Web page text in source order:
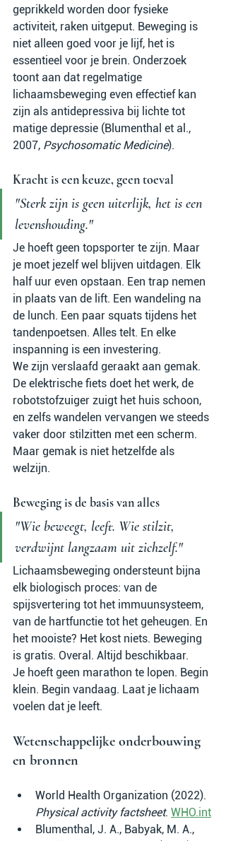
geprikkeld worden door fysieke
activiteit, raken uitgeput. Beweging is
niet alleen goed voor je lijf, het is
essentieel voor je brein. Onderzoek
toont aan dat regelmatige
lichaamsbeweging even effectief kan
zijn als antidepressiva bij lichte tot
matige depressie (Blumenthal et al.,
2007, Psychosomatic Medicine).
Kracht is een keuze, geen toeval
"Sterk zijn is geen uiterlijk, het is een
levenshouding."
Je hoeft geen topsporter te zijn. Maar
je moet jezelf wel blijven uitdagen. Elk
half uur even opstaan. Een trap nemen
in plaats van de lift. Een wandeling na
de lunch. Een paar squats tijdens het
tandenpoetsen. Alles telt. En elke
inspanning is een investering.
We zijn verslaafd geraakt aan gemak.
De elektrische fiets doet het werk, de
robotstofzuiger zuigt het huis schoon,
en zelfs wandelen vervangen we steeds
vaker door stilzitten met een scherm.
Maar gemak is niet hetzelfde als
welzijn.
Beweging is de basis van alles
"Wie beweegt, leeft. Wie stilzit,
verdwijnt langzaam uit zichzelf."
Lichaamsbeweging ondersteunt bijna
elk biologisch proces: van de
spijsvertering tot het immuunsysteem,
van de hartfunctie tot het geheugen. En
het mooiste? Het kost niets. Beweging
is gratis. Overal. Altijd beschikbaar.
Je hoeft geen marathon te lopen. Begin
klein. Begin vandaag. Laat je lichaam
voelen dat je leeft.
Wetenschappelijke onderbouwing
en bronnen
World Health Organization (2022).
Physical activity factsheet. WHO.int
Blumenthal, J. A., Babyak, M. A.,